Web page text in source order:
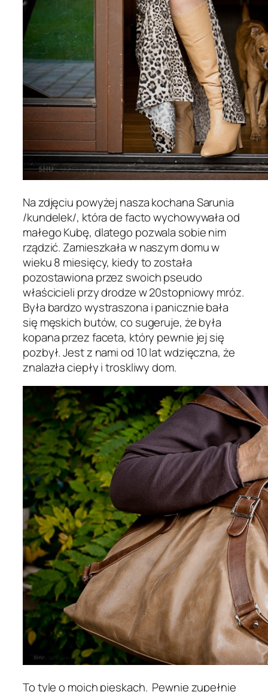
Na zdjęciu powyżej nasza kochana Sarunia
/kundelek/, która de facto wychowywała od
małego Kubę, dlatego pozwala sobie nim
rządzić. Zamieszkała w naszym domu w
wieku 8 miesięcy, kiedy to została
pozostawiona przez swoich pseudo
właścicieli przy drodze w 20stopniowy mróz.
Była bardzo wystraszona i panicznie bała
się męskich butów, co sugeruje, że była
kopana przez faceta, który pewnie jej się
pozbył. Jest z nami od 10 lat wdzięczna, że
znalazła ciepły i troskliwy dom.
To tyle o moich pieskach. Pewnie zupełnie